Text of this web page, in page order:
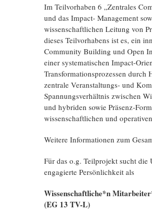
Im Teilvorhaben 6 „Zentrales
und das Impact- Management
wissenschaftlichen Leitung von
dieses Teilvorhabens ist es, ein
Community Building und Open
einer systematischen Impact-
Transformationsprozessen
zentrale Veranstaltungs- und
Spannungsverhältnis zwischen
und hybriden sowie Präsenz-
wissenschaftlichen und
Weitere Informationen zum
Für das o.g. Teilprojekt sucht
engagierte Persönlichkeit als
Wissenschaftliche*n
(EG 13 TV-L)